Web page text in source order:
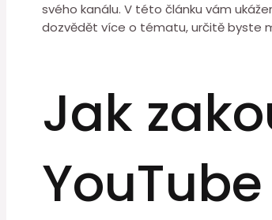
svého kanálu. V této článku vám
dozvědět více o tématu, určitě byste
Jak
YouTube